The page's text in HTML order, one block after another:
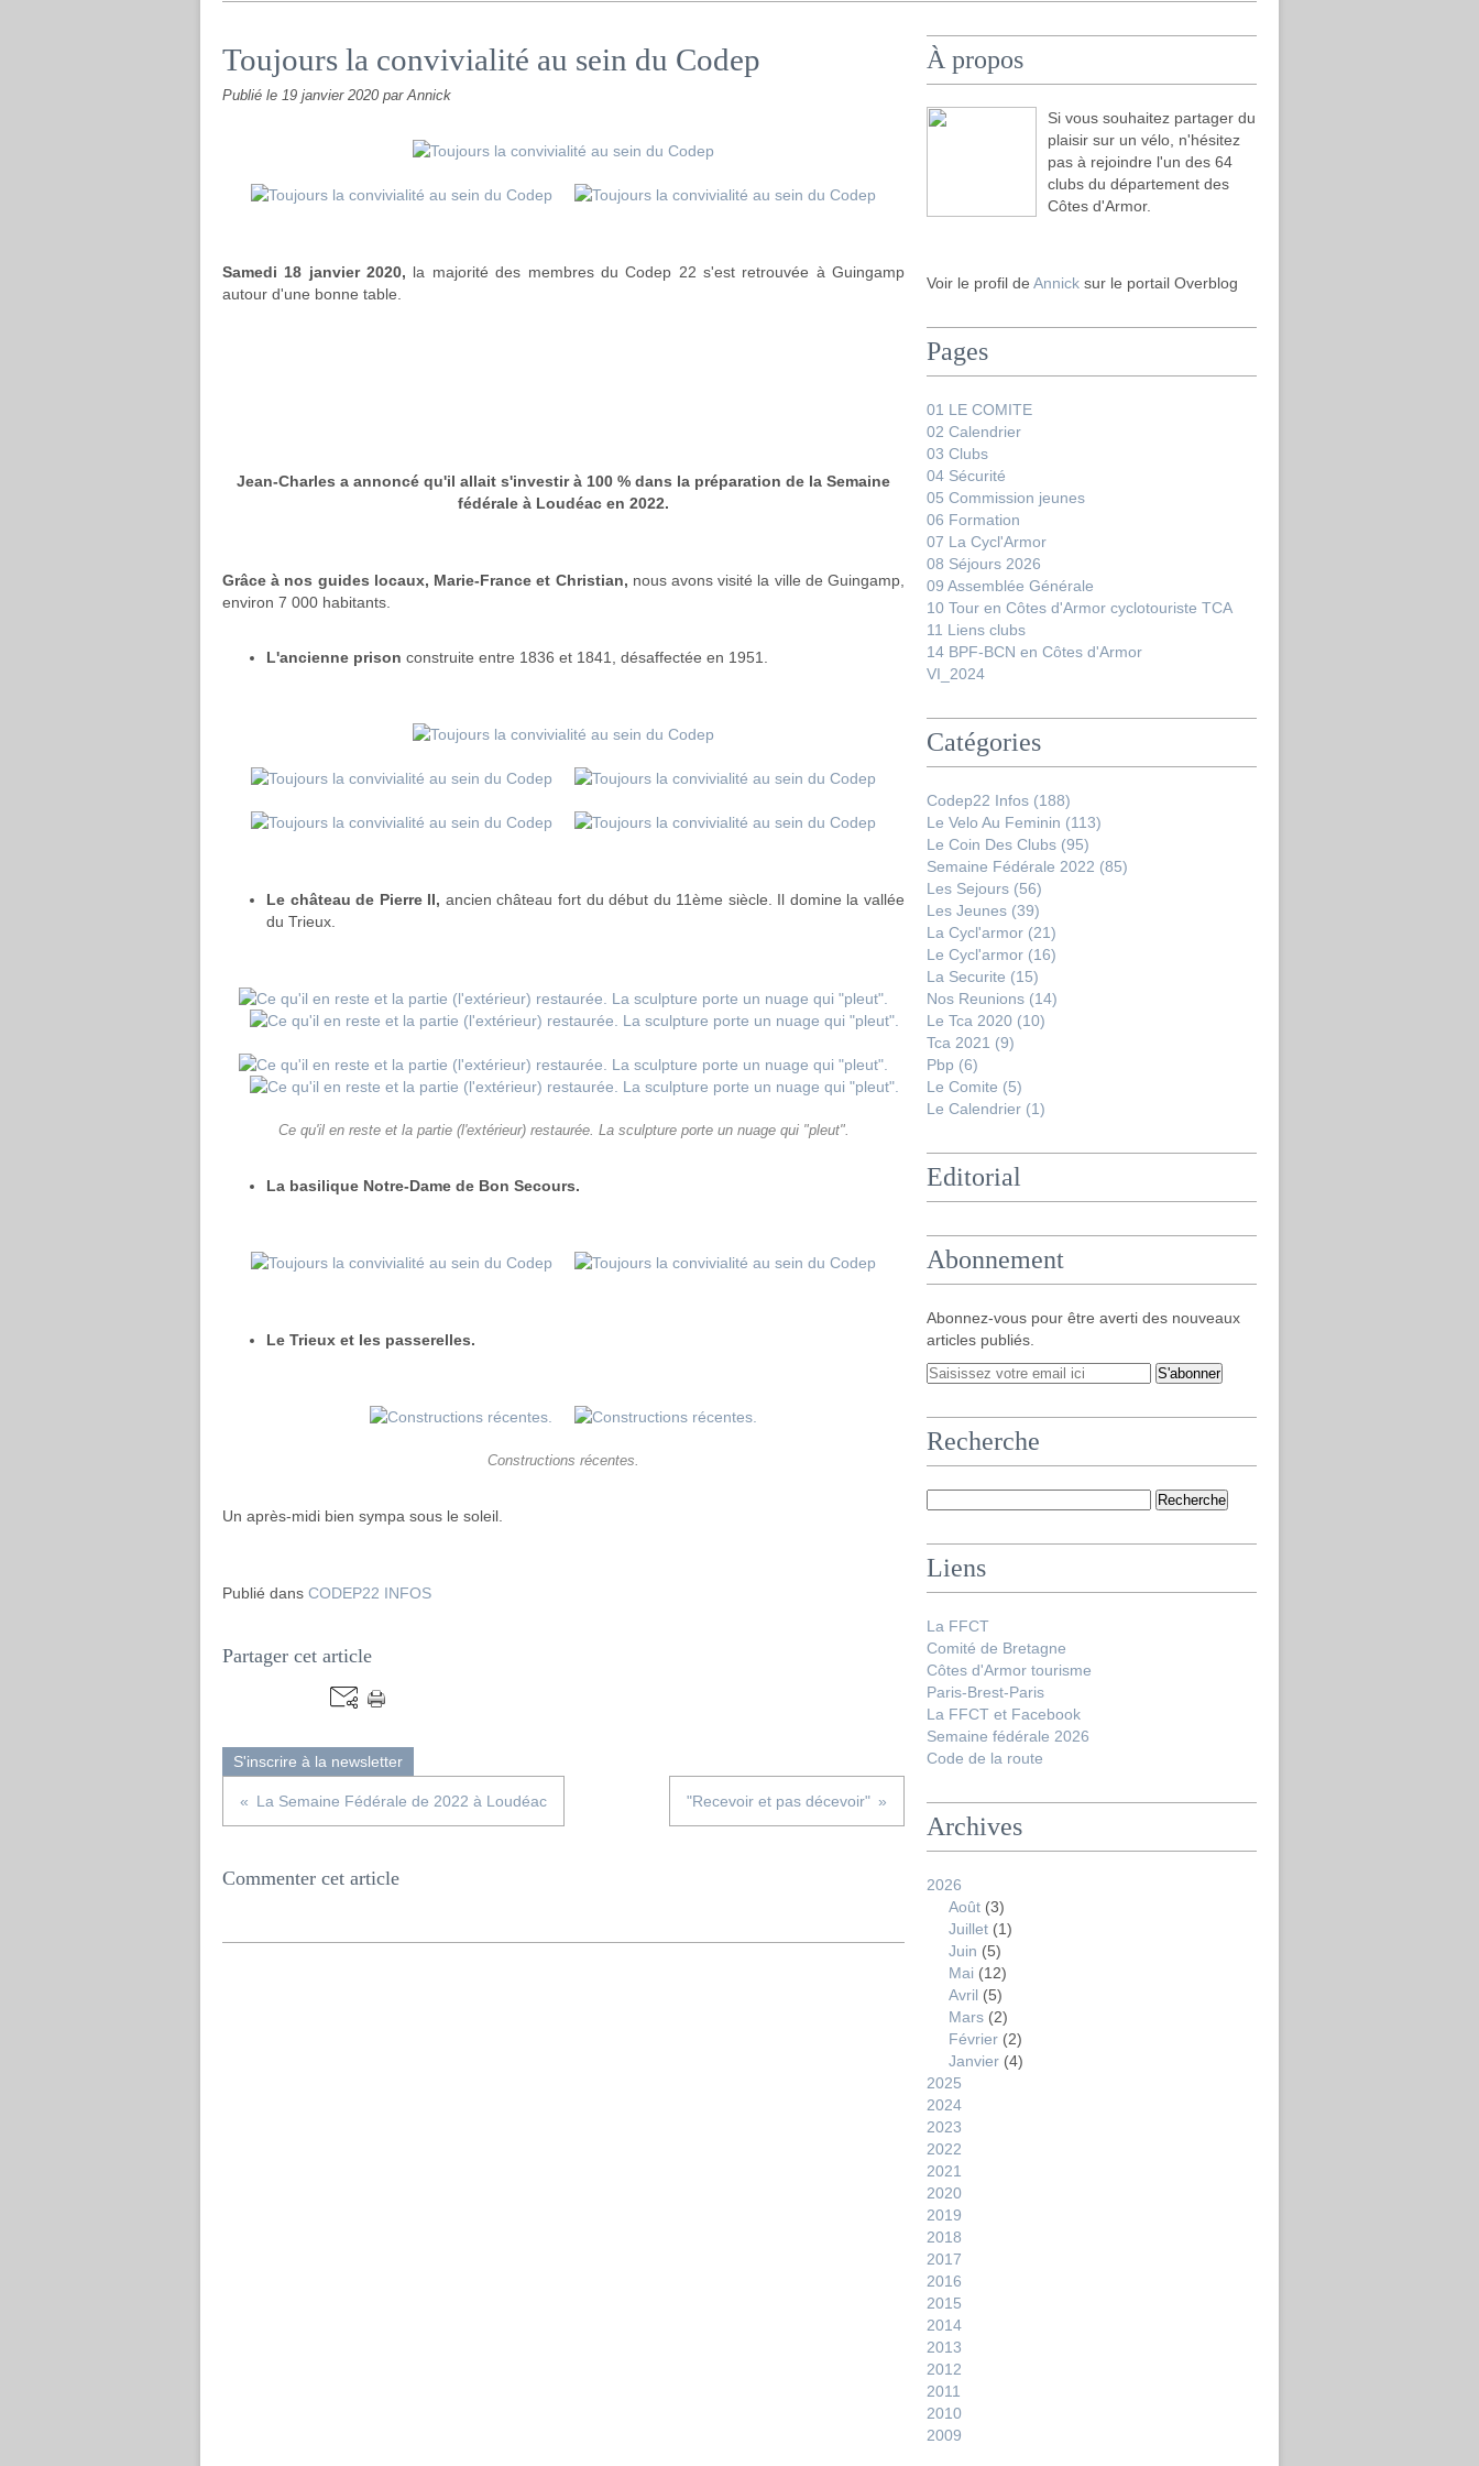
Toujours la convivialité au sein du Codep
Publié le 19 janvier 2020 par Annick
Samedi 18 janvier 2020, la majorité des membres du Codep 22 s'est retrouvée à Guingamp
autour d'une bonne table.
Jean-Charles a annoncé qu'il allait s'investir à 100 % dans la préparation de la Semaine
fédérale à Loudéac en 2022.
Grâce à nos guides locaux, Marie-France et Christian, nous avons visité la ville de Guingamp,
environ 7 000 habitants.
L'ancienne prison construite entre 1836 et 1841, désaffectée en 1951.
Le château de Pierre II, ancien château fort du début du 11ème siècle. Il domine la vallée
du Trieux.
Ce qu'il en reste et la partie (l'extérieur) restaurée. La sculpture porte un nuage qui "pleut".
La basilique Notre-Dame de Bon Secours.
Le Trieux et les passerelles.
Constructions récentes.
Un après-midi bien sympa sous le soleil.
Publié dans CODEP22 INFOS
Partager cet article
S'inscrire à la newsletter
La Semaine Fédérale de 2022 à Loudéac "Recevoir et pas décevoir"
Commenter cet article
À propos
Si vous souhaitez partager du
plaisir sur un vélo, n'hésitez
pas à rejoindre l'un des 64
clubs du département des
Côtes d'Armor.
Voir le profil de Annick sur le portail Overblog
Pages
01 LE COMITE
02 Calendrier
03 Clubs
04 Sécurité
05 Commission jeunes
06 Formation
07 La Cycl'Armor
08 Séjours 2026
09 Assemblée Générale
10 Tour en Côtes d'Armor cyclotouriste TCA
11 Liens clubs
14 BPF-BCN en Côtes d'Armor
VI_2024
Catégories
Codep22 Infos (188)
Le Velo Au Feminin (113)
Le Coin Des Clubs (95)
Semaine Fédérale 2022 (85)
Les Sejours (56)
Les Jeunes (39)
La Cycl'armor (21)
Le Cycl'armor (16)
La Securite (15)
Nos Reunions (14)
Le Tca 2020 (10)
Tca 2021 (9)
Pbp (6)
Le Comite (5)
Le Calendrier (1)
Editorial
Abonnement
Abonnez-vous pour être averti des nouveaux
articles publiés.
Recherche
Liens
La FFCT
Comité de Bretagne
Côtes d'Armor tourisme
Paris-Brest-Paris
La FFCT et Facebook
Semaine fédérale 2026
Code de la route
Archives
2026
Août (3)
Juillet (1)
Juin (5)
Mai (12)
Avril (5)
Mars (2)
Février (2)
Janvier (4)
2025
2024
2023
2022
2021
2020
2019
2018
2017
2016
2015
2014
2013
2012
2011
2010
2009